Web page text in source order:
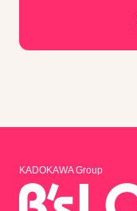
KADOKAWA Group